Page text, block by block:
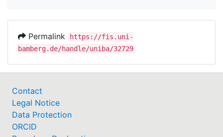
Permalink
https://fis.uni-
bamberg.de/handle/uniba/32729
Contact
Legal Notice
Data Protection
ORCID